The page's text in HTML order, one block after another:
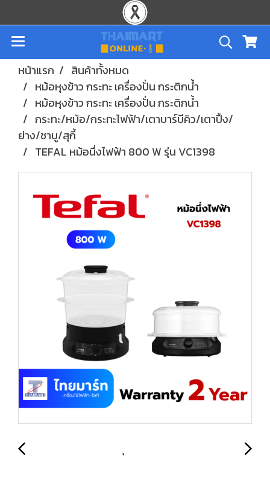
หน้าแรก
สินค้าทั้งหมด
หม้อหุงข้าว กระทะ เครื่องปั่น กระติกน้ำ
หม้อหุงข้าว กระทะ เครื่องปั่น กระติกน้ำ
กระทะ/หม้อ/กระทะไฟฟ้า/เตาบาร์บีคิว/เตาปิ้ง/
ย่าง/ชาบู/สุกี้
TEFAL หม้อนึ่งไฟฟ้า 800 W รุ่น VC1398